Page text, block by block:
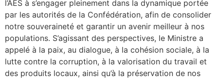
l’AES à s’engager pleinement dans la dynamique portée
par les autorités de la Confédération, afin de consolider
notre souveraineté et garantir un avenir meilleur à nos
populations. S’agissant des perspectives, le Ministre a
appelé à la paix, au dialogue, à la cohésion sociale, à la
lutte contre la corruption, à la valorisation du travail et
des produits locaux, ainsi qu’à la préservation de nos